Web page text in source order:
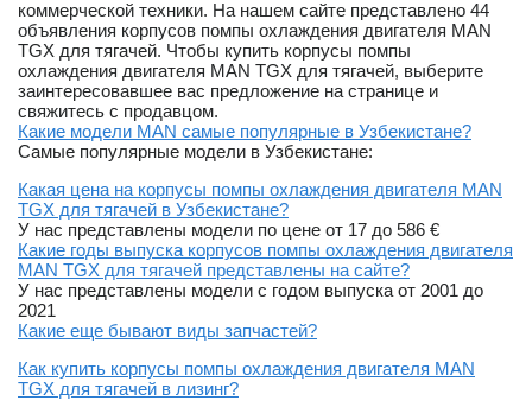
коммерческой техники. На нашем сайте представлено 44
объявления корпусов помпы охлаждения двигателя MAN
TGX для тягачей. Чтобы купить корпусы помпы
охлаждения двигателя MAN TGX для тягачей, выберите
заинтересовавшее вас предложение на странице и
свяжитесь с продавцом.
Какие модели MAN самые популярные в Узбекистане?
Самые популярные модели в Узбекистане:
Какая цена на корпусы помпы охлаждения двигателя MAN
TGX для тягачей в Узбекистане?
У нас представлены модели по цене от 17 до 586 €
Какие годы выпуска корпусов помпы охлаждения двигателя
MAN TGX для тягачей представлены на сайте?
У нас представлены модели с годом выпуска от 2001 до
2021
Какие еще бывают виды запчастей?
Как купить корпусы помпы охлаждения двигателя MAN
TGX для тягачей в лизинг?